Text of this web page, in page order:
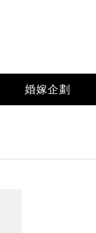
婚嫁企劃